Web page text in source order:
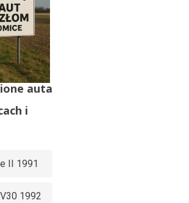
auta
i
II 1991
1992